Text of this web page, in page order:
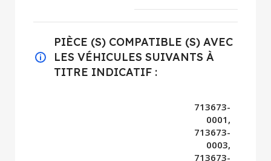
PIÈCE (S) COMPATIBLE (S) AVEC
LES VÉHICULES SUIVANTS À
TITRE INDICATIF :
713673-
0001,
713673-
0003,
713673-